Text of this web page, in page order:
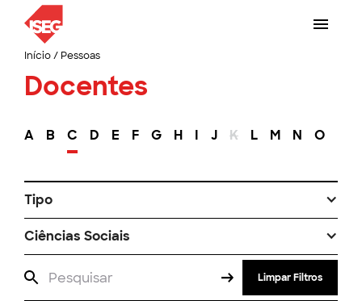
Início/ Pessoas
Docentes
A B C D E F G H I J K L M N O
Tipo
Ciências Sociais
Limpar Filtros